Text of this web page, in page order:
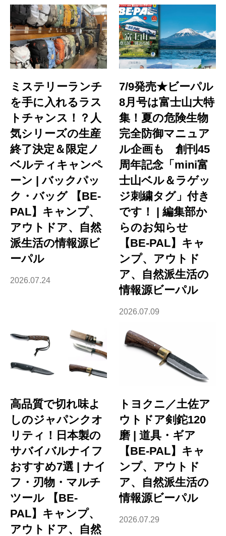
ミステリーランチ
を手に入れるラス
トチャンス！？人
気シリーズの生産
終了決定＆限定ノ
ベルティキャンペ
ーン | バックパッ
ク・バッグ 【BE-
PAL】キャンプ、
アウトドア、自然
派生活の情報源ビ
ーパル
2026.07.24
7/9発売★ビーパル
8月号は富士山大特
集！夏の危険生物
完全防御マニュア
ル企画も 創刊45
周年記念「mini富
士山ベル＆ラゲッ
ジ刺繍タグ」付き
です！ | 編集部か
らのお知らせ
【BE-PAL】キャ
ンプ、アウトド
ア、自然派生活の
情報源ビーパル
2026.07.09
高品質で切れ味よ
しのジャパンクオ
リティ！日本製の
サバイバルナイフ
おすすめ7選 | ナイ
フ・刃物・マルチ
ツール 【BE-
PAL】キャンプ、
アウトドア、自然
トヨクニ／土佐ア
ウトドア剣鉈120
磨 | 道具・ギア
【BE-PAL】キャ
ンプ、アウトド
ア、自然派生活の
情報源ビーパル
2026.07.29